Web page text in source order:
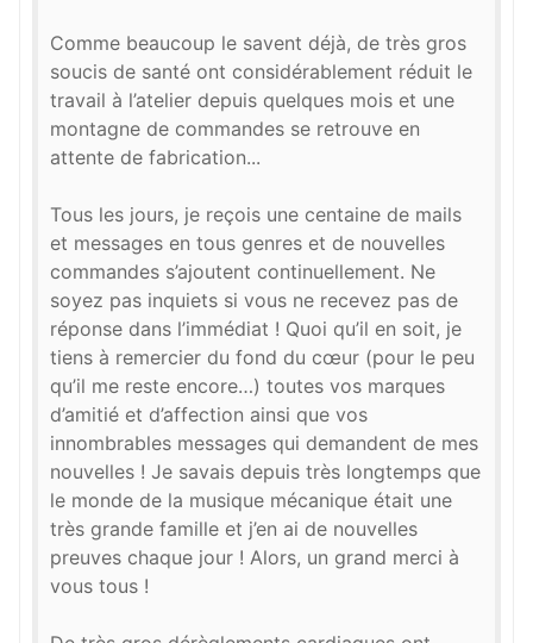
Comme beaucoup le savent déjà, de très gros
soucis de santé ont considérablement réduit le
travail à l’atelier depuis quelques mois et une
montagne de commandes se retrouve en
attente de fabrication...
Tous les jours, je reçois une centaine de mails
et messages en tous genres et de nouvelles
commandes s’ajoutent continuellement. Ne
soyez pas inquiets si vous ne recevez pas de
réponse dans l’immédiat ! Quoi qu’il en soit, je
tiens à remercier du fond du cœur (pour le peu
qu’il me reste encore…) toutes vos marques
d’amitié et d’affection ainsi que vos
innombrables messages qui demandent de mes
nouvelles ! Je savais depuis très longtemps que
le monde de la musique mécanique était une
très grande famille et j’en ai de nouvelles
preuves chaque jour ! Alors, un grand merci à
vous tous !